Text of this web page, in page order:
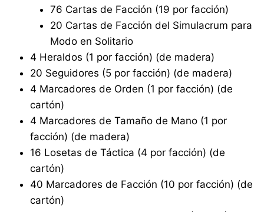
76 Cartas de Facción (19 por facción)
20 Cartas de Facción del Simulacrum para
Modo en Solitario
4 Heraldos (1 por facción) (de madera)
20 Seguidores (5 por facción) (de madera)
4 Marcadores de Orden (1 por facción) (de
cartón)
4 Marcadores de Tamaño de Mano (1 por
facción) (de madera)
16 Losetas de Táctica (4 por facción) (de
cartón)
40 Marcadores de Facción (10 por facción) (de
cartón)